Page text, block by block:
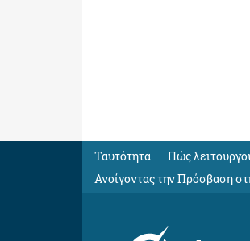
Ταυτότητα Πώς
Ανοίγοντας την Πρόσβαση